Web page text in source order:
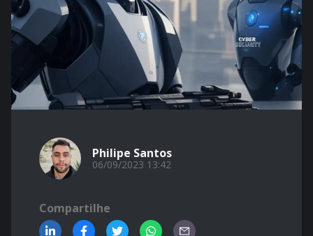
Philipe Santos
06/09/2023 13:42
Compartilhe